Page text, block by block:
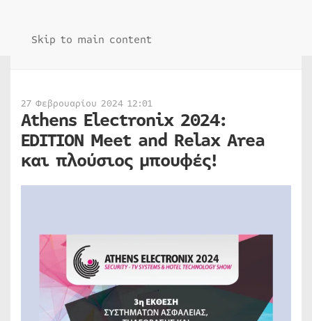
Skip to main content
27 Φεβρουαρίου 2024 12:01
Athens Electronix 2024:
EDITION Meet and Relax Area
και πλούσιος μπουφές!